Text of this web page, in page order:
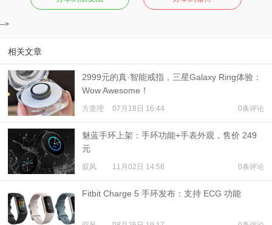
-->
相关文章
2999元的真·智能戒指，三星Galaxy Ring体验：
Wow Awesome！
方查理 07月18日 16:44 0条评论
魅蓝手环上架：手环功能+手表外观，售价 249
元
驭风 11月02日 14:58 0条评论
Fitbit Charge 5 手环发布：支持 ECG 功能